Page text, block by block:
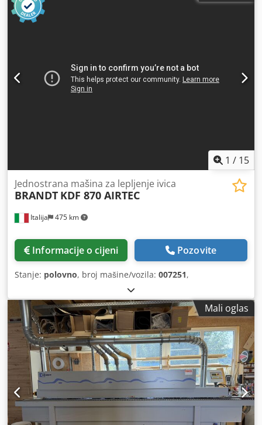
1 / 15
Italija 475 km
Jednostrana mašina za lepljenje ivica
BRANDT KDF 870 AIRTEC
Informacije o cijeni Pozovite
Stanje: polovno, broj mašine/vozila: 007251,
Mali oglas